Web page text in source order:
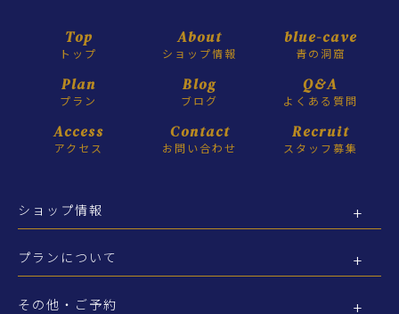
Top
トップ
About
ショップ情報
blue-cave
青の洞窟
Plan
プラン
Blog
ブログ
Q&A
よくある質問
Access
アクセス
Contact
お問い合わせ
Recruit
スタッフ募集
ショップ情報
プランについて
その他・ご予約